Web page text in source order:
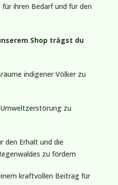
ihren Bedarf und für den
Shop trägst du
indigener Völker zu
zu
den Erhalt und die
zu fördern
kraftvollen Beitrag für